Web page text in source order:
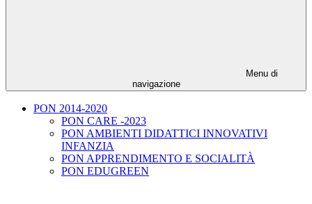
Menu di
navigazione
PON 2014-2020
PON CARE -2023
PON AMBIENTI DIDATTICI INNOVATIVI
INFANZIA
PON APPRENDIMENTO E SOCIALITÀ
PON EDUGREEN